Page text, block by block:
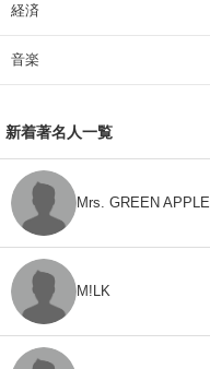
経済
音楽
新着著名人一覧
Mrs. GREEN APPLE
M!LK